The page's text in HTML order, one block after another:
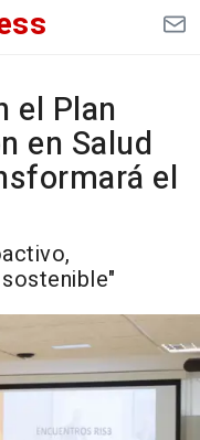
el Plan
en Salud
el